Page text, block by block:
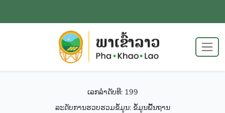
ເລກລຳດັບທີ: 199
ລະດັບການຮວບຮວມຂໍ້ມູນ: ຂໍ້ມູນພື້ນຖານ